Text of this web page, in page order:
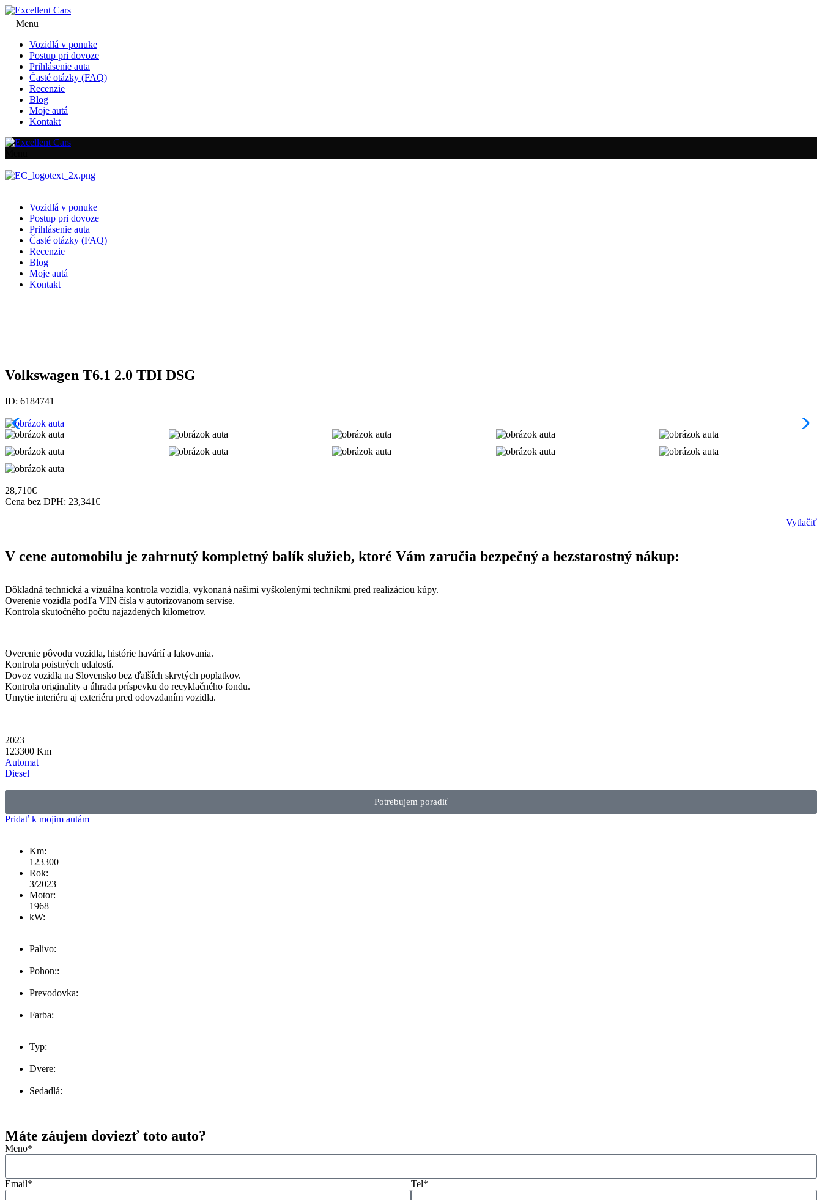
Menu
Vozidlá v ponuke
Postup pri dovoze
Prihlásenie auta
Časté otázky (FAQ)
Recenzie
Blog
Moje autá
Kontakt
Vozidlá v ponuke
Postup pri dovoze
Prihlásenie auta
Časté otázky (FAQ)
Recenzie
Blog
Moje autá
Kontakt
Volkswagen T6.1 2.0 TDI DSG
ID: 6184741
28,710€
Cena bez DPH: 23,341€
Vytlačiť
V cene automobilu je zahrnutý kompletný balík služieb, ktoré Vám zaručia bezpečný a bezstarostný nákup:
Dôkladná technická a vizuálna kontrola vozidla, vykonaná našimi vyškolenými technikmi pred realizáciou kúpy.
Overenie vozidla podľa VIN čísla v autorizovanom servise.
Kontrola skutočného počtu najazdených kilometrov.
Overenie pôvodu vozidla, histórie havárií a lakovania.
Kontrola poistných udalostí.
Dovoz vozidla na Slovensko bez ďalších skrytých poplatkov.
Kontrola originality a úhrada príspevku do recyklačného fondu.
Umytie interiéru aj exteriéru pred odovzdaním vozidla.
2023
123300 Km
Automat
Diesel
Potrebujem poradiť
Pridať k mojim autám
Km:
123300
Rok:
3/2023
Motor:
1968
kW:
Palivo:
Pohon::
Prevodovka:
Farba:
Typ:
Dvere:
Sedadlá:
Máte záujem doviezť toto auto?
Meno*
Email* Tel*